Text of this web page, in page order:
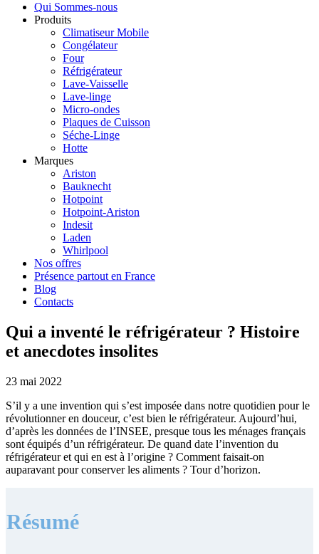
Qui Sommes-nous
Produits
Climatiseur Mobile
Congélateur
Four
Réfrigérateur
Lave-Vaisselle
Lave-linge
Micro-ondes
Plaques de Cuisson
Séche-Linge
Hotte
Marques
Ariston
Bauknecht
Hotpoint
Hotpoint-Ariston
Indesit
Laden
Whirlpool
Nos offres
Présence partout en France
Blog
Contacts
Qui a inventé le réfrigérateur ? Histoire
et anecdotes insolites
23 mai 2022
S’il y a une invention qui s’est imposée dans notre quotidien pour le
révolutionner en douceur, c’est bien le réfrigérateur. Aujourd’hui,
d’après les données de l’INSEE, presque tous les ménages français
sont équipés d’un réfrigérateur. De quand date l’invention du
réfrigérateur et qui en est à l’origine ? Comment faisait-on
auparavant pour conserver les aliments ? Tour d’horizon.
Résumé